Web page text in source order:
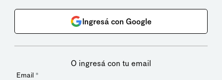
Ingresá con Google
O ingresá con tu email
Email *